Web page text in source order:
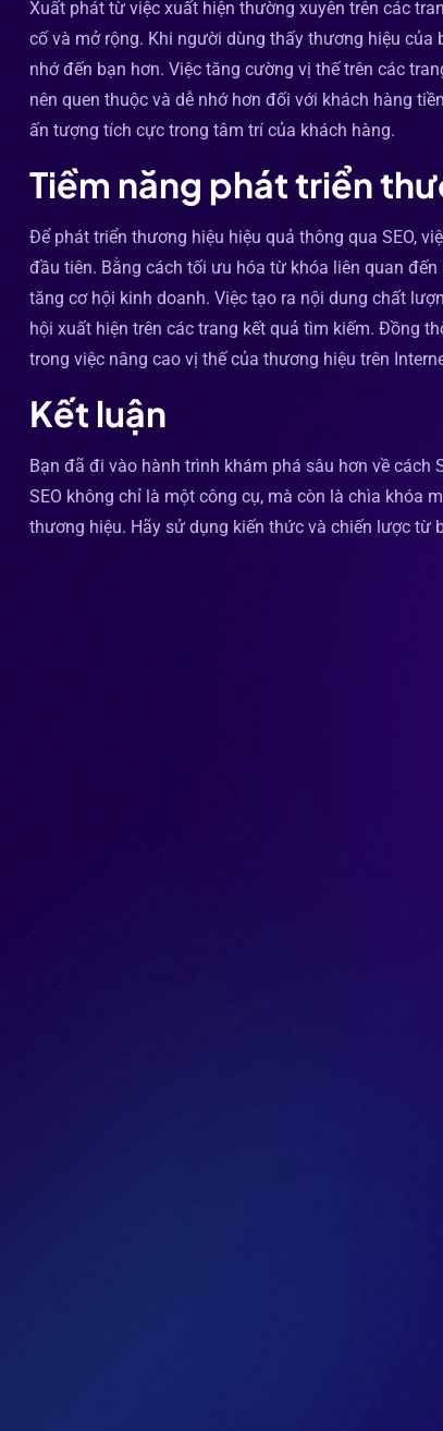
Xuất phát từ việc xuất hiện thường xuyên trên các
cố và mở rộng. Khi người dùng thấy thương hiệu của
nhớ đến bạn hơn. Việc tăng cường vị thế trên các
nên quen thuộc và dễ nhớ hơn đối với khách hàng
ấn tượng tích cực trong tâm trí của khách hàng.
Tiềm năng phát triển
Để phát triển thương hiệu hiệu quả thông qua SEO,
đầu tiên. Bằng cách tối ưu hóa từ khóa liên quan
tăng cơ hội kinh doanh. Việc tạo ra nội dung chất
hội xuất hiện trên các trang kết quả tìm kiếm. Đồng
trong việc nâng cao vị thế của thương hiệu trên
Kết luận
Bạn đã đi vào hành trình khám phá sâu hơn về cách
SEO không chỉ là một công cụ, mà còn là chìa khóa
thương hiệu. Hãy sử dụng kiến thức và chiến lược từ